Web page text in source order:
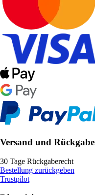
Versand und Rückgabe
30 Tage Rückgaberecht
Bestellung zurückgeben
Trustpilot